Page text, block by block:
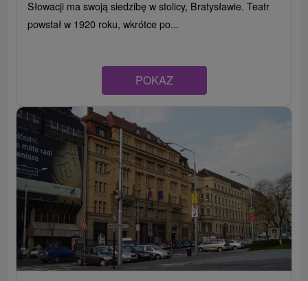
Słowacji ma swoją siedzibę w stolicy, Bratysławie. Teatr
powstał w 1920 roku, wkrótce po...
POKAZ